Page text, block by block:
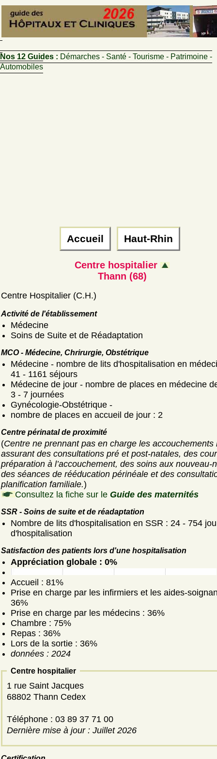
Nos 12 Guides : Démarches - Santé - Tourisme - Patrimoine -
Automobiles
Accueil Haut-Rhin
Centre hospitalier
Thann (68)
Centre Hospitalier (C.H.)
Activité de l'établissement
Médecine
Soins de Suite et de Réadaptation
MCO - Médecine, Chrirurgie, Obstétrique
Médecine - nombre de lits d'hospitalisation en
41 - 1161 séjours
Médecine de jour - nombre de places en médecine
3 - 7 journées
Gynécologie-Obstétrique -
nombre de places en accueil de jour : 2
Centre périnatal de proximité
(Centre ne prennant pas en charge les accouchements
assurant des consultations pré et post-natales, des
préparation à l’accouchement, des soins aux nouveau-
des séances de rééducation périnéale et des
planification familiale.)
Consultez la fiche sur le Guide des maternités
SSR - Soins de suite et de réadaptation
Nombre de lits d'hospitalisation en SSR : 24 - 754
d'hospitalisation
Satisfaction des patients lors d'une hospitalisation
Appréciation globale : 0%
Accueil : 81%
Prise en charge par les infirmiers et les aides-
36%
Prise en charge par les médecins : 36%
Chambre : 75%
Repas : 36%
Lors de la sortie : 36%
données : 2024
Centre hospitalier
1 rue Saint Jacques
68802 Thann Cedex
Téléphone : 03 89 37 71 00
Dernière mise à jour : Juillet 2026